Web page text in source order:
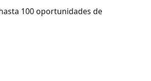
100 oportunidades de